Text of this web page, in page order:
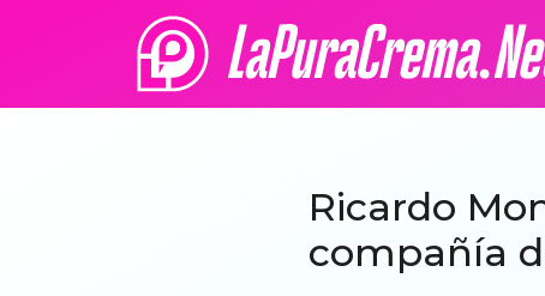
Ricardo
compañía